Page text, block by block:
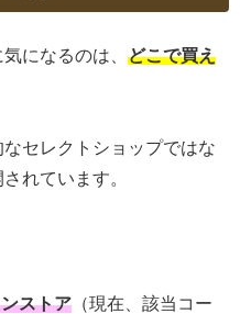
になるのは、 どこで買え
セレクトショップではな
れています。
ストア （現在、該当コー